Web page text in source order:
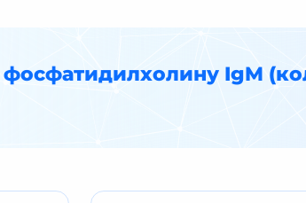
фосфатидилхолину IgM